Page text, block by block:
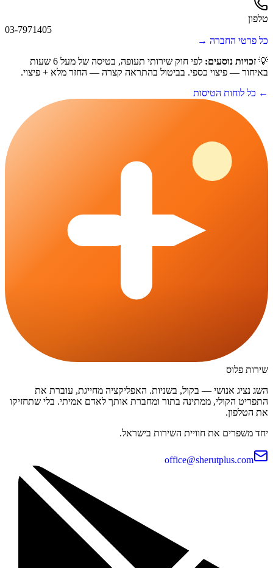
טלפון
03-7971405
כל פרטי החברה →
💡 זכויות נוסעים:
לפי חוק שירותי תעופה, בטיסה של מעל 6 שעות
באיחור — פיצוי כספי. בביטול בהתראה קצרה — החזר מלא + פיצוי.
← כל לוחות הטיסות
שירות פלוס
השג נציג אנושי — בקול, בשניות. האפליקציה מחייגת, עוברת את
התפריט הקולי, ממתינה בתור ומחברת אותך לאדם אמיתי. בלי שתחזיקו
את הטלפון.
יחד משפרים את חוויית השירות בישראל.
office@sherutplus.com